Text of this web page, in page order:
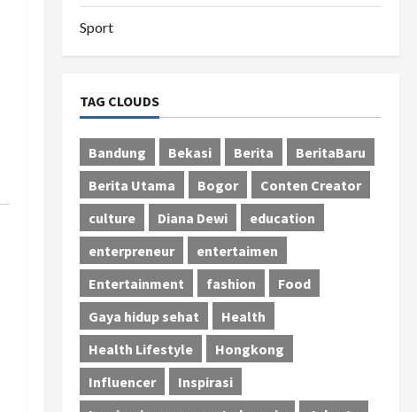
Sport
TAG CLOUDS
Bandung Bekasi Berita
BeritaBaru
Berita Utama
Bogor
Conten Creator
culture
Diana Dewi
education
enterpreneur
entertaimen
Entertainment
fashion
Food
Gaya hidup sehat
Health
Health Lifestyle
Hongkong
Influencer
Inspirasi